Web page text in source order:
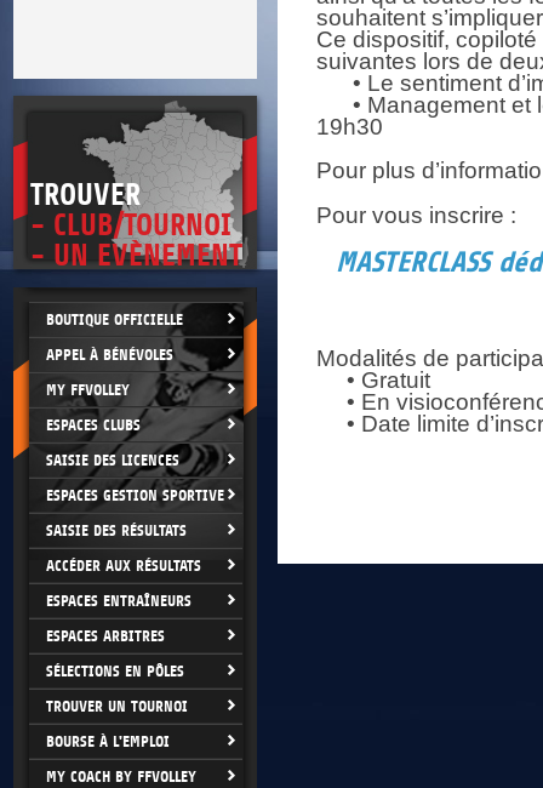
TROUVER
- CLUB/TOURNOI
- UN EVÈNEMENT
BOUTIQUE OFFICIELLE
APPEL À BÉNÉVOLES
MY FFVOLLEY
ESPACES CLUBS
SAISIE DES LICENCES
ESPACES GESTION SPORTIVE
SAISIE DES RÉSULTATS
ACCÉDER AUX RÉSULTATS
ESPACES ENTRAÎNEURS
ESPACES ARBITRES
SÉLECTIONS EN PÔLES
TROUVER UN TOURNOI
BOURSE À L'EMPLOI
MY COACH BY FFVOLLEY
souhaitent
Ce dispositif,
suivantes lors de
• Le sentiment
• Management et
19h30
Pour plus
Pour vous inscrire :
MASTERCLASS
Modalités de
• Gratuit
• En
• Date limite